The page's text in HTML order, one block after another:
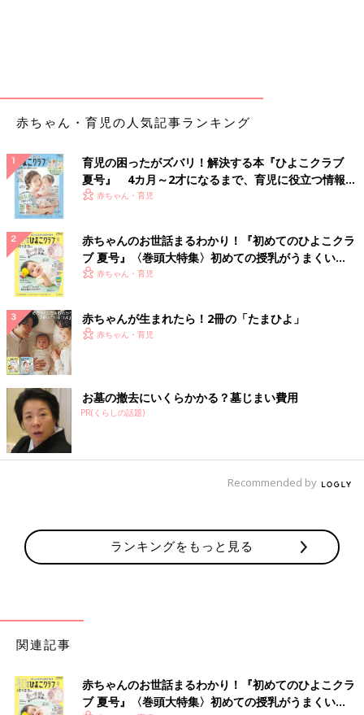
赤ちゃん・育児の人気記事ランキング
育児の困ったがズバリ！解決する本『ひよこクラブ
夏号』 4カ月～2才になるまで、育児に役立つ情報が
いっぱい！
赤ちゃん・育児
赤ちゃんのお世話まるわかり！『初めてのひよこクラ
ブ 夏号』〈巻頭大特集〉初めての授乳がうまくい
く！ おっぱい・ミルクの基本と夏のトラブル 解決テ
赤ちゃん・育児
赤ちゃんが生まれたら！2冊の「たまひよ」
赤ちゃん・育児
お墓の撤去にいくらかかる？墓じまい費用
PR(くらしの話題)
Recommended by
ランキングをもっと見る
関連記事
赤ちゃんのお世話まるわかり！『初めてのひよこクラ
ブ 夏号』〈巻頭大特集〉初めての授乳がうまくい